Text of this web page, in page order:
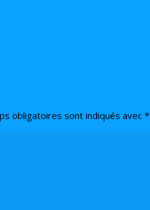
obligatoires sont indiqués avec*